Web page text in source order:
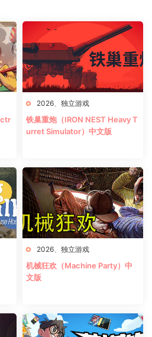
2026 独立游戏
铁巢重炮（IRON NEST Heavy T
urret Simulator）中文版
2026 独立游戏
机械狂欢（Machine Party）中
文版